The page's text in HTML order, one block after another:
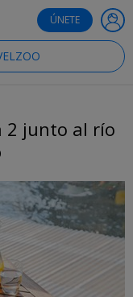
ÚNETE
2 junto al río